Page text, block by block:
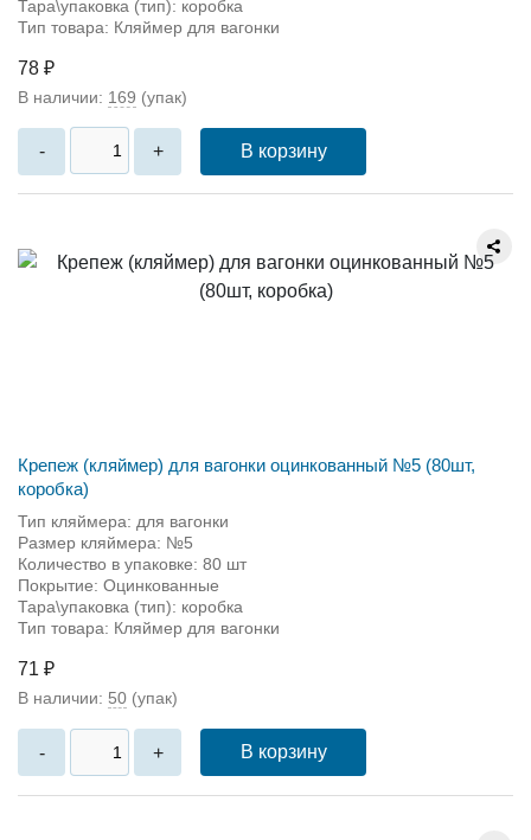
Тара\упаковка (тип): коробка
Тип товара: Кляймер для вагонки
78 ₽
В наличии: 169 (упак)
- + В корзину
Крепеж (кляймер) для вагонки оцинкованный №5 (80шт,
коробка)
Тип кляймера: для вагонки
Размер кляймера: №5
Количество в упаковке: 80 шт
Покрытие: Оцинкованные
Тара\упаковка (тип): коробка
Тип товара: Кляймер для вагонки
71 ₽
В наличии: 50 (упак)
- + В корзину